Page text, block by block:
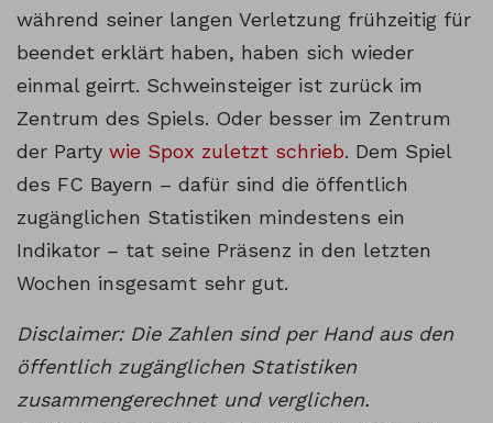
während seiner langen Verletzung frühzeitig für
beendet erklärt haben, haben sich wieder
einmal geirrt. Schweinsteiger ist zurück im
Zentrum des Spiels. Oder besser im Zentrum
der Party wie Spox zuletzt schrieb. Dem Spiel
des FC Bayern – dafür sind die öffentlich
zugänglichen Statistiken mindestens ein
Indikator – tat seine Präsenz in den letzten
Wochen insgesamt sehr gut.
Disclaimer: Die Zahlen sind per Hand aus den
öffentlich zugänglichen Statistiken
zusammengerechnet und verglichen.